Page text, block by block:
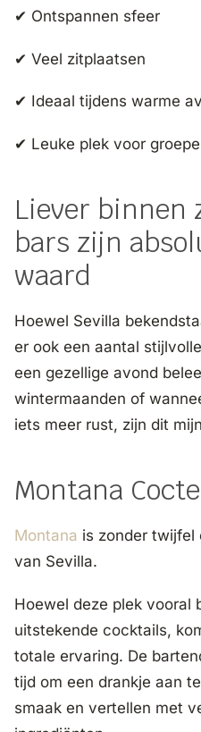
✔ Ontspannen sfeer
✔ Veel zitplaatsen
✔ Ideaal tijdens warme
✔ Leuke plek voor
Liever binnen
bars zijn
waard
Hoewel Sevilla
er ook een aantal
een gezellige avond
wintermaanden of
iets meer rust, zijn dit
Montana
Montana is zonder twijfel
van Sevilla.
Hoewel deze plek vooral
uitstekende cocktails,
totale ervaring. De
tijd om een drankje aan
smaak en vertellen met